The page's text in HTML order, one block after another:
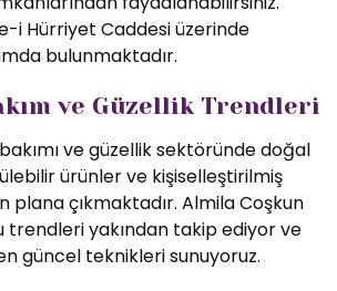
i Hürriyet Caddesi üzerinde
bulunmaktadır.
ve Güzellik Trendleri
ve güzellik sektöründe doğal
ürünler ve kişiselleştirilmiş
plana çıkmaktadır. Almila Coşkun
trendleri yakından takip ediyor ve
güncel teknikleri sunuyoruz.